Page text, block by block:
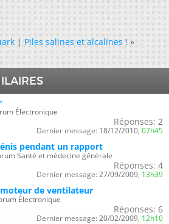
|Piles salines et alcalines ! »
Électronique
Réponses: 2
Dernier message: 18/12/2010, 07h45
pendant un rapport
Santé et médecine générale
Réponses: 4
Dernier message: 27/09/2009, 13h39
de ventilateur
Électronique
Réponses: 6
Dernier message: 20/02/2009, 12h10